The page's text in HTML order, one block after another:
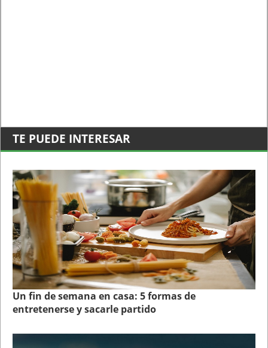
TE PUEDE INTERESAR
Un fin de semana en casa: 5 formas de
entretenerse y sacarle partido